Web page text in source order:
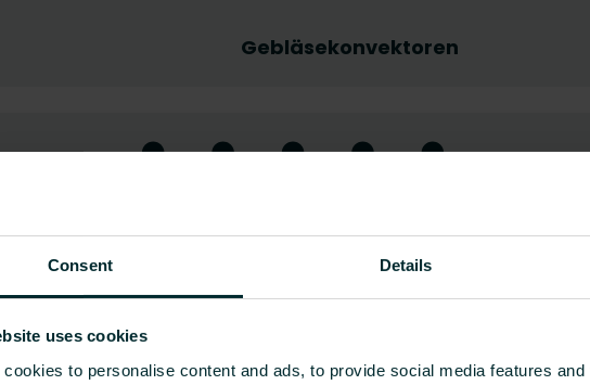
Consent Details
uses cookies
cookies to personalise content and ads, to provide social media features
Gebläsekonvektoren